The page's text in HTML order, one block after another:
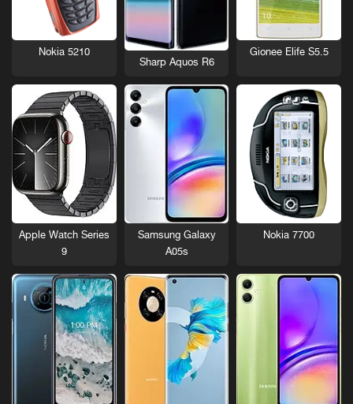
Gionee Elife S5.5
Sharp Aquos R6
Nokia 5210
Nokia 7700
Samsung Galaxy
A05s
Apple Watch Series
9